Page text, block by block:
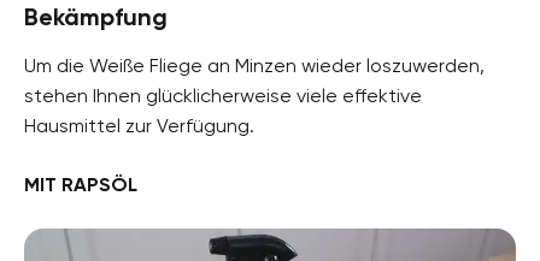
Bekämpfung
Um die Weiße Fliege an Minzen wieder loszuwerden,
stehen Ihnen glücklicherweise viele effektive
Hausmittel zur Verfügung.
MIT RAPSÖL